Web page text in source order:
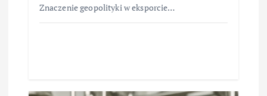
Znaczenie geopolityki w eksporcie…